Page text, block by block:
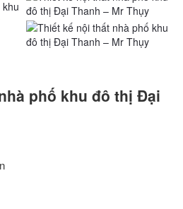
phố khu đô thị Đại